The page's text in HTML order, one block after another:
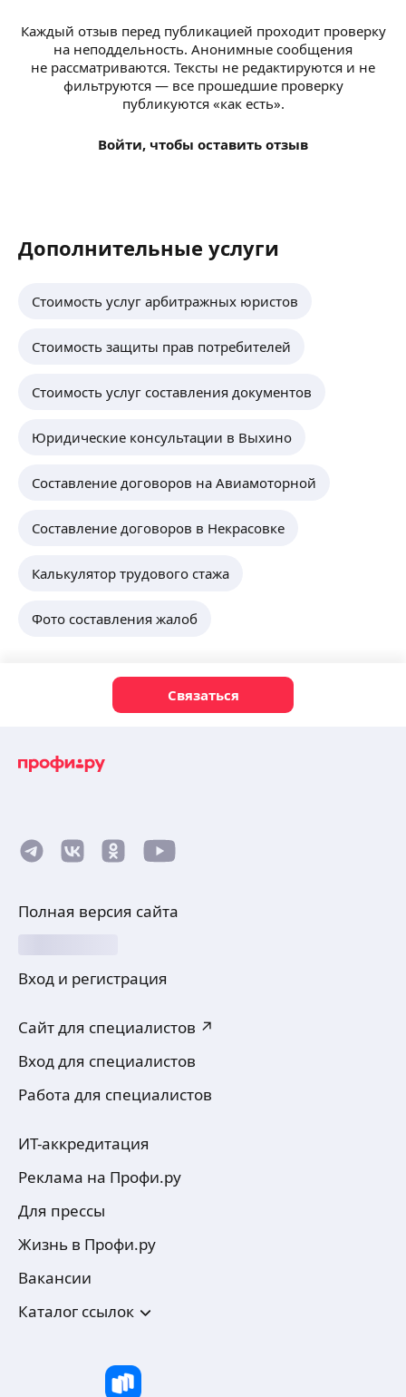
Каждый отзыв перед публикацией проходит проверку
на неподдельность. Анонимные сообщения
не рассматриваются. Тексты не редактируются и не
фильтруются — все прошедшие проверку
публикуются «как есть».
Войти, чтобы оставить отзыв
Дополнительные услуги
Стоимость услуг арбитражных юристов
Стоимость защиты прав потребителей
Стоимость услуг составления документов
Юридические консультации в Выхино
Составление договоров на Авиамоторной
Составление договоров в Некрасовке
Калькулятор трудового стажа
Фото составления жалоб
Связаться
Полная версия сайта
Вход и регистрация
Сайт для специалистов ↗
Вход для специалистов
Работа для специалистов
ИТ-аккредитация
Реклама на Профи.ру
Для прессы
Жизнь в Профи.ру
Вакансии
Каталог ссылок